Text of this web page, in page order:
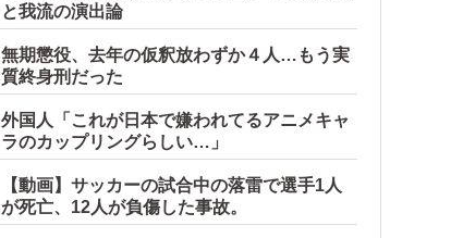
と我流の演出論
無期懲役、去年の仮釈放わずか４人…もう実
質終身刑だった
外国人「これが日本で嫌われてるアニメキャ
ラのカップリングらしい…」
【動画】サッカーの試合中の落雷で選手1人
が死亡、12人が負傷した事故。